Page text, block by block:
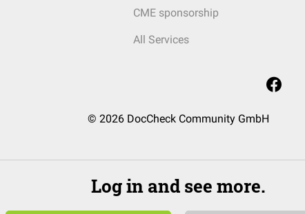
CME sponsorship
All Services
© 2026 DocCheck Community GmbH
Log in and see more.